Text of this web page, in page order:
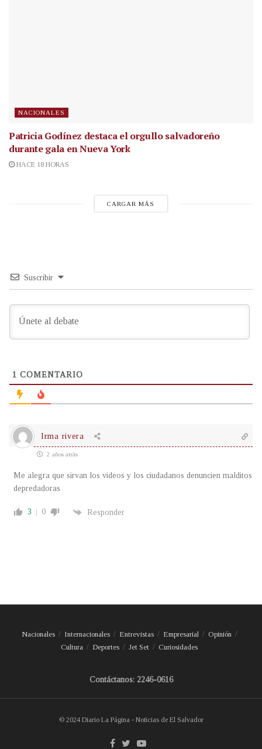
NACIONALES
Patricia Godínez destaca el orgullo salvadoreño
durante gala en Nueva York
HACE 18 HORAS
CARGAR MÁS
Suscribir
1 COMENTARIO
Irma rivera
2 años atrás
Me alegra que sirvan los videos y los ciudadanos denuncien malditos
depredadoras
3 0 Responder
Nacionales Internacionales Entrevistas Empresarial
Opinión
Cultura
Deportes Jet Set Curiosidades
Contáctanos: 2246-0616
© 2024 Diario La Página - Noticias de El Salvador